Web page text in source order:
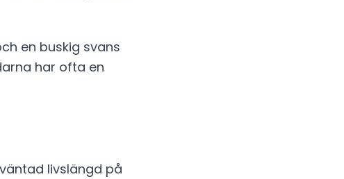
en buskig svans
har ofta en
livslängd på